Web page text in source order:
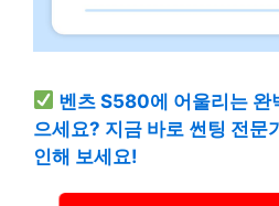
벤츠 S580에 어울리는 완
으세요? 지금 바로 썬팅 전문
인해 보세요!